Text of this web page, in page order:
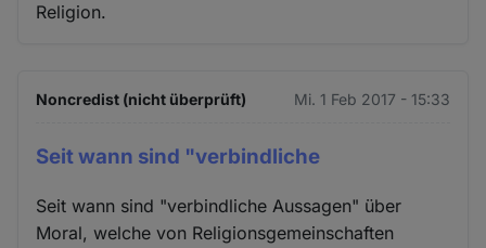
Religion.
Noncredist (nicht überprüft) Mi. 1 Feb 2017 - 15:33
Seit wann sind "verbindliche
Seit wann sind "verbindliche Aussagen" über
Moral, welche von Religionsgemeinschaften